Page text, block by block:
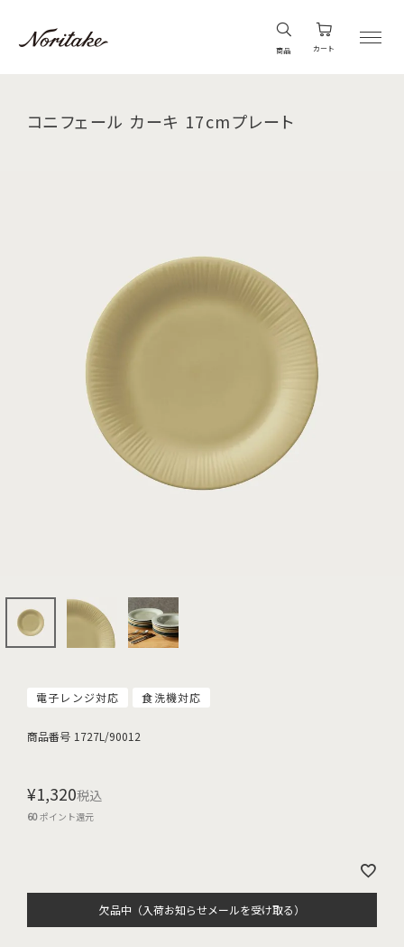
商品 カート
コニフェール カーキ 17cmプレート
電子レンジ対応 食洗機対応
商品番号 1727L/90012
¥1,320税込
60ポイント還元
欠品中（入荷お知らせメールを受け取る）